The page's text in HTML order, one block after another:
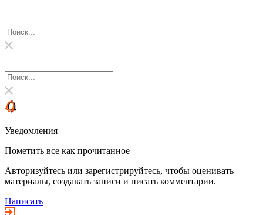
Уведомления
Пометить все как прочитанное
Авторизуйтесь или зарегистрируйтесь, чтобы оценивать
материалы, создавать записи и писать комментарии.
Написать